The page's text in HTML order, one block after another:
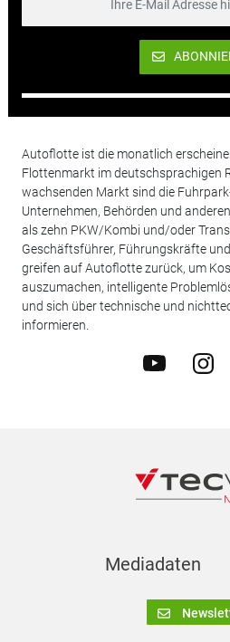
Autoflotte ist die monatlich
Flottenmarkt im deutschsprachigen
wachsenden Markt sind die
Unternehmen, Behörden und
als zehn PKW/Kombi und/oder
Geschäftsführer, Führungskräfte
greifen auf Autoflotte zurück, um
auszumachen, intelligente
und sich über technische und
informieren.
Mediadaten